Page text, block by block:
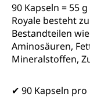
90 Kapseln = 55
Royale besteht
Bestandteilen
Aminosäuren,
Mineralstoffen,
✔ 90 Kapseln pro